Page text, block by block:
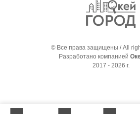
© Все права защищены / All
Разработано компанией
2017 - 2026 г.